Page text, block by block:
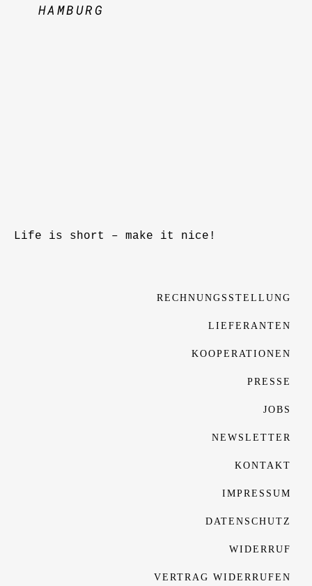
HAMBURG
Life is short – make it nice!
RECHNUNGSSTELLUNG
LIEFERANTEN
KOOPERATIONEN
PRESSE
JOBS
NEWSLETTER
KONTAKT
IMPRESSUM
DATENSCHUTZ
WIDERRUF
VERTRAG WIDERRUFEN